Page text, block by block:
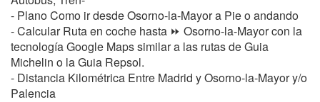
- Plano Como ir desde Osorno-la-Mayor a Pie o andando
- Calcular Ruta en coche hasta ⏩ Osorno-la-Mayor con la
tecnología Google Maps similar a las rutas de Guia
Michelin o la Guia Repsol.
- Distancia Kilométrica Entre Madrid y Osorno-la-Mayor y/o
Palencia